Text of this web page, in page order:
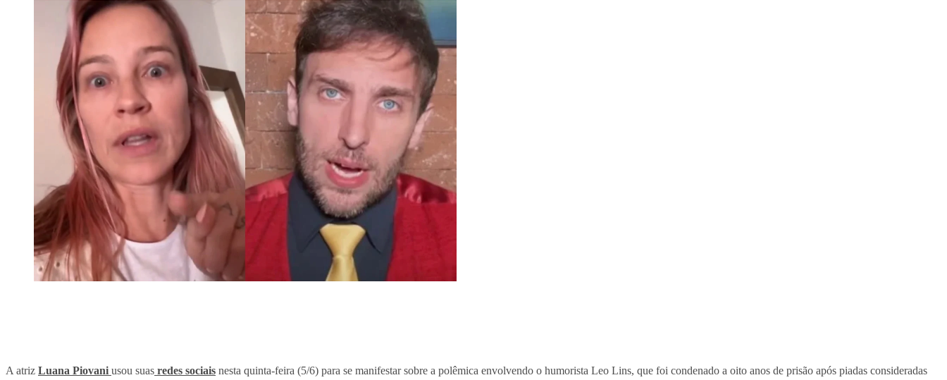
A atriz Luana Piovani usou suas redes sociais nesta quinta-feira (5/6) para se manifestar sobre a polêmica envolvendo o humorista Leo Lins, que foi condenado a oito anos de prisão após piadas consideradas